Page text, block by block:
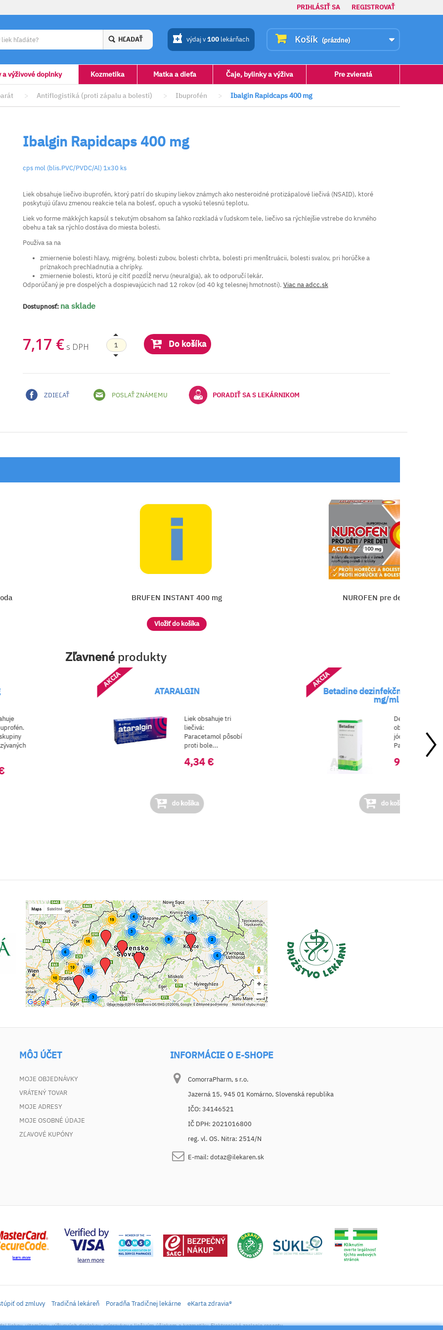
PRIHLÁSIŤ SA REGISTROVAŤ
Košík (prázdne)
HĽADAŤ výdaj v100 lekárňach
a výživové doplnky Kozmetika Matka a dieťa Čaje, bylinky a výživa Pre zvieratá
> Antiflogistiká (proti zápalu a bolesti) > Ibuprofén > Ibalgin Rapidcaps 400 mg
Ibalgin Rapidcaps 400 mg
cps mol (blis.PVC/PVDC/Al) 1x30 ks
Liek obsahuje liečivo ibuprofén, ktorý patrí do skupiny liekov známych ako nesteroidné protizápalové liečivá (NSAID), ktoré
poskytujú úľavu zmenou reakcie tela na bolesť, opuch a vysokú telesnú teplotu.
Liek vo forme mäkkých kapsúl s tekutým obsahom sa ľahko rozkladá v ľudskom tele, liečivo sa rýchlejšie vstrebe do krvného
obehu a tak sa rýchlo dostáva do miesta bolesti.
Používa sa na
zmiernenie bolesti hlavy, migrény, bolesti zubov, bolesti chrbta, bolesti pri menštruácii, bolesti svalov, pri horúčke a
príznakoch prechladnutia a chrípky.
zmiernenie bolesti, ktorú je cítiť pozdĺž nervu (neuralgia), ak to odporučí lekár.
Odporúčaný je pre dospelých a dospievajúcich nad 12 rokov (od 40 kg telesnej hmotnosti). Viac na adcc.sk
Dostupnosť: na sklade
7,17 € s DPH Do košíka
ZDIEĽAŤ POSLAŤ ZNÁMEMU PORADIŤ SA S LEKÁRNIKOM
BRUFEN INSTANT 400 mg
Vložiť do košíka
NUROFEN pre deti Active
Zľavnenéprodukty
ATARALGIN
AKCIA
Liek obsahuje tri
liečivá:
Paracetamol pôsobí
proti bole...
4,34 €
do košíka
Betadine dezinfekčný roztok
mg/ml
AKCIA
Dezinfekčný
obsahuje liečivo
jódovaný
Patrí ...
9,60 €
do košíka
MÔJ ÚČET
MOJE OBJEDNÁVKY
VRÁTENÝ TOVAR
MOJE ADRESY
MOJE OSOBNÉ ÚDAJE
ZĽAVOVÉ KUPÓNY
INFORMÁCIE O E-SHOPE
ComorraPharm, s r.o.
Jazerná 15, 945 01 Komárno, Slovenská republika
IČO: 34146521
IČ DPH: 2021016800
reg. vl. OS. Nitra: 2514/N
E-mail: dotaz@ilekaren.sk
od zmluvy Tradičná lekáreň Poradňa Tradičnej lekárne eKarta zdravia®
liekov, vitamínov, výživových doplnkov, prípravkov s liečivým účinkom a kozmetiky. Elektronické zaslanie receptu.